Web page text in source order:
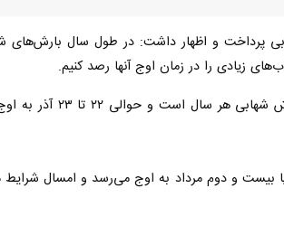
زیادی را در زمان اوج آنها رصد کنیم.
است که بهترین و
و دوم مرداد به اوج می‌رسد و امسال